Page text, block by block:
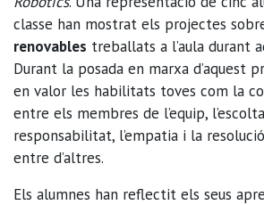
classe han mostrat els projectes
renovables treballats a l’aula durant
Durant la posada en marxa d’aquest
en valor les habilitats toves com la
entre els membres de l’equip,
responsabilitat, l’empatia i la
entre d’altres.
Els alumnes han reflectit els seus